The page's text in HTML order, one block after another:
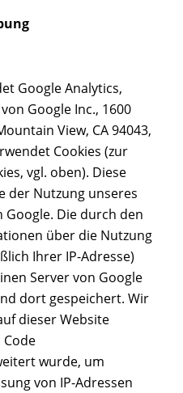
Google Analytics,
Google Inc., 1600
View, CA 94043,
Cookies (zur
vgl. oben). Diese
der Nutzung unseres
Die durch den
über die Nutzung
Ihrer IP-Adresse)
Server von Google
dort gespeichert. Wir
dieser Website
wurde, um
von IP-Adressen